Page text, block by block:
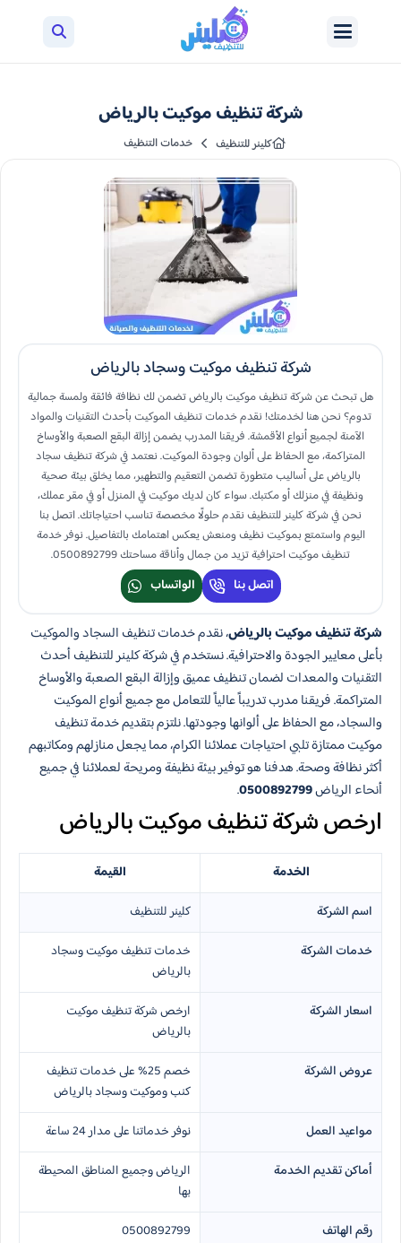
شركة تنظيف موكيت بالرياض
كلينر للتنظيف خدمات التنظيف
شركة تنظيف موكيت وسجاد بالرياض
هل تبحث عن شركة تنظيف موكيت بالرياض تضمن لك نظافة فائقة ولمسة جمالية
تدوم؟ نحن هنا لخدمتك! نقدم خدمات تنظيف الموكيت بأحدث التقنيات والمواد
الآمنة لجميع أنواع الأقمشة. فريقنا المدرب يضمن إزالة البقع الصعبة والأوساخ
المتراكمة، مع الحفاظ على ألوان وجودة الموكيت. نعتمد في شركة تنظيف سجاد
بالرياض على أساليب متطورة تضمن التعقيم والتطهير، مما يخلق بيئة صحية
ونظيفة في منزلك أو مكتبك. سواء كان لديك موكيت في المنزل أو في مقر عملك،
نحن في شركة كلينر للتنظيف نقدم حلولًا مخصصة تناسب احتياجاتك. اتصل بنا
اليوم واستمتع بموكيت نظيف ومنعش يعكس اهتمامك بالتفاصيل. نوفر خدمة
تنظيف موكيت احترافية تزيد من جمال وأناقة مساحتك 0500892799.
اتصل بنا الواتساب
شركة تنظيف موكيت بالرياض، نقدم خدمات تنظيف السجاد والموكيت
بأعلى معايير الجودة والاحترافية. نستخدم في شركة كلينر للتنظيف أحدث
التقنيات والمعدات لضمان تنظيف عميق وإزالة البقع الصعبة والأوساخ
المتراكمة. فريقنا مدرب تدريباً عالياً للتعامل مع جميع أنواع الموكيت
والسجاد، مع الحفاظ على ألوانها وجودتها. نلتزم بتقديم خدمة تنظيف
موكيت ممتازة تلبي احتياجات عملائنا الكرام، مما يجعل منازلهم ومكاتبهم
أكثر نظافة وصحة. هدفنا هو توفير بيئة نظيفة ومريحة لعملائنا في جميع
أنحاء الرياض0500892799
.
ارخص شركة تنظيف موكيت بالرياض
الخدمة
القيمة
اسم الشركة
كلينر للتنظيف
خدمات الشركة
خدمات تنظيف موكيت وسجاد
بالرياض
اسعار الشركة
ارخص شركة تنظيف موكيت
بالرياض
عروض الشركة
خصم 25% على خدمات تنظيف
كنب وموكيت وسجاد بالرياض
مواعيد العمل
نوفر خدماتنا على مدار 24 ساعة
أماكن تقديم الخدمة
الرياض وجميع المناطق المحيطة
بها
رقم الهاتف
0500892799